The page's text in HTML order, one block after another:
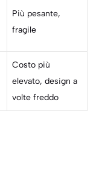
Più pesante,
fragile
Costo più
elevato, design a
volte freddo